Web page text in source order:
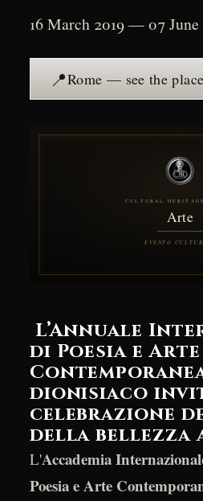
16 March 2019 — 07 June
📍Rome — see the
L’Annuale
di Poesia e Arte
dionisiaco
celebrazione
della bellezza
L'Accademia
Poesia e Arte